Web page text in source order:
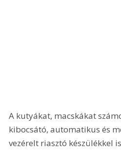
A kutyákat, macskákat
kibocsátó, automatikus és
vezérelt riasztó készülékkel